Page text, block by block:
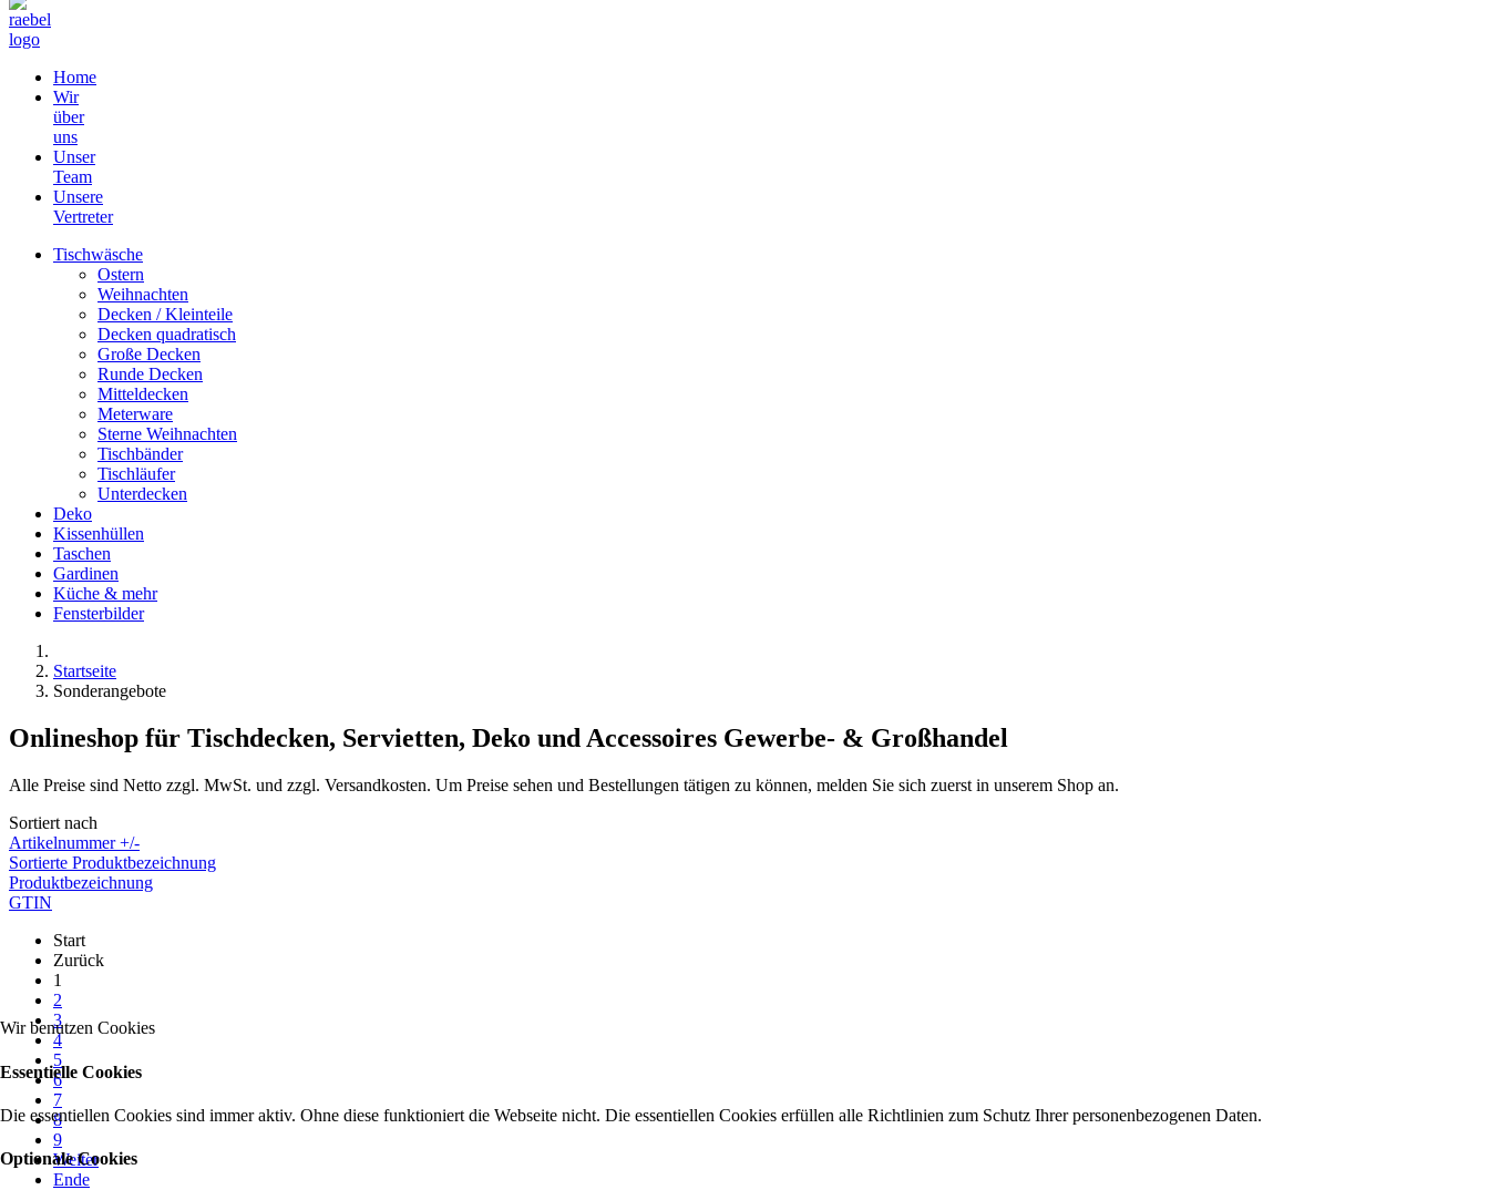
Home
Wir
über
uns
Unser
Team
Unsere
Vertreter
Tischwäsche
Ostern
Weihnachten
Decken / Kleinteile
Decken quadratisch
Große Decken
Runde Decken
Mitteldecken
Meterware
Sterne Weihnachten
Tischbänder
Tischläufer
Unterdecken
Deko
Kissenhüllen
Taschen
Gardinen
Küche & mehr
Fensterbilder
Startseite
Sonderangebote
Onlineshop für Tischdecken, Servietten, Deko und Accessoires Gewerbe- & Großhandel
Alle Preise sind Netto zzgl. MwSt. und zzgl. Versandkosten. Um Preise sehen und Bestellungen tätigen zu können, melden Sie sich zuerst in unserem Shop an.
Sortiert nach
Artikelnummer +/-
Sortierte Produktbezeichnung
Produktbezeichnung
GTIN
Start
Zurück
1
2
3
4
5
6
7
8
9
Weiter
Ende
Wir benutzen Cookies
Essentielle Cookies
Die essentiellen Cookies sind immer aktiv. Ohne diese funktioniert die Webseite nicht. Die essentiellen Cookies erfüllen alle Richtlinien zum Schutz Ihrer personenbezogenen Daten.
Optionale Cookies